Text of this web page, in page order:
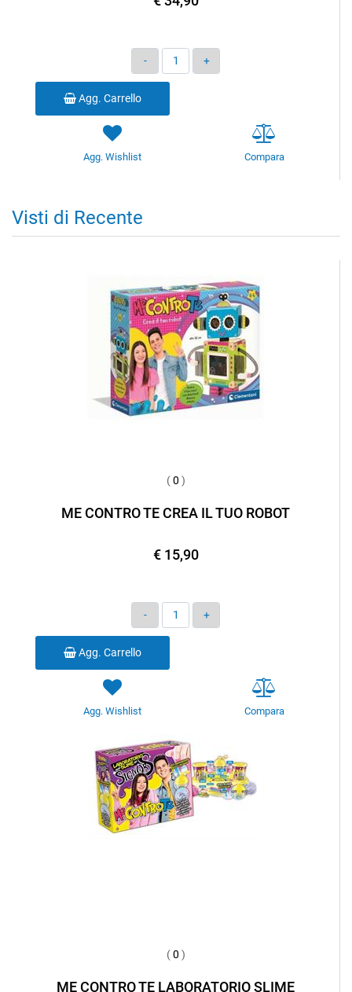
Quantità
Agg. Carrello
Agg. Wishlist Compara
Visti di Recente
(0 )
ME CONTRO TE CREA IL TUO ROBOT
€ 15,90
Quantità
Agg. Carrello
Agg. Wishlist Compara
(0 )
ME CONTRO TE LABORATORIO SLIME